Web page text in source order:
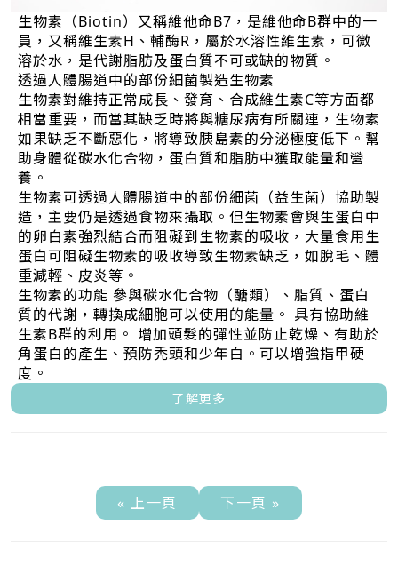
生物素（Biotin）又稱維他命B7，是維他命B群中的一
員，又稱維生素H、輔酶R，屬於水溶性維生素，可微
溶於水，是代謝脂肪及蛋白質不可或缺的物質。
透過人體腸道中的部份細菌製造生物素
生物素對維持正常成長、發育、合成維生素C等方面都
相當重要，而當其缺乏時將與糖尿病有所關連，生物素
如果缺乏不斷惡化，將導致胰島素的分泌極度低下。幫
助身體從碳水化合物，蛋白質和脂肪中獲取能量和營
養。
生物素可透過人體腸道中的部份細菌（益生菌）協助製
造，主要仍是透過食物來攝取。但生物素會與生蛋白中
的卵白素強烈結合而阻礙到生物素的吸收，大量食用生
蛋白可阻礙生物素的吸收導致生物素缺乏，如脫毛、體
重減輕、皮炎等。
生物素的功能 參與碳水化合物（醣類）、脂質、蛋白
質的代謝，轉換成細胞可以使用的能量。 具有協助維
生素B群的利用。 增加頭髮的彈性並防止乾燥、有助於
角蛋白的產生、預防秃頭和少年白。可以增強指甲硬
度。
了解更多
« 上一頁 下一頁 »